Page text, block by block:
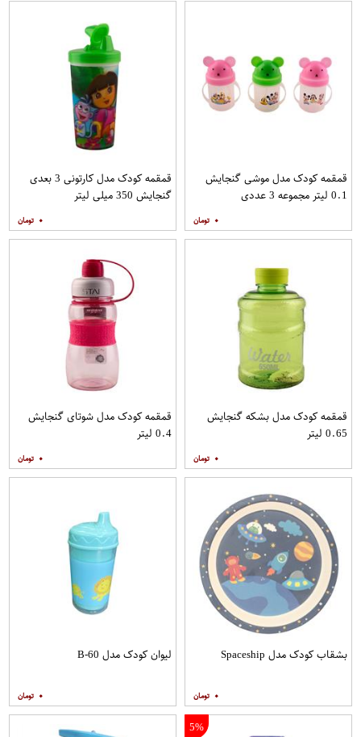
قمقمه کودک مدل موشی گنجایش
0.1 لیتر مجموعه 3 عددی
۰
قمقمه کودک مدل کارتونی 3 بعدی
گنجایش 350 میلی لیتر
۰
قمقمه کودک مدل بشکه گنجایش
0.65 لیتر
۰
قمقمه کودک مدل شوتای گنجایش
0.4 لیتر
۰
بشقاب کودک مدل Spaceship
۰
لیوان کودک مدل B-60
۰
5%